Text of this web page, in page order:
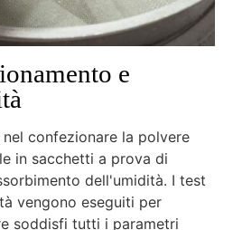
e
confezionare la polvere
in sacchetti a prova di
dell'umidità. I test
vengono eseguiti per
soddisfi tutti i parametri